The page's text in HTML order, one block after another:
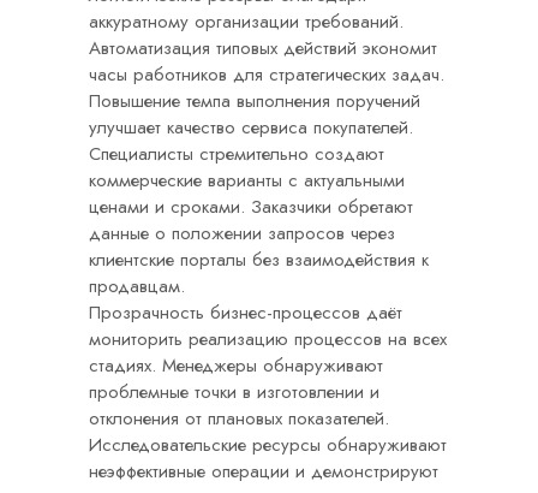
аккуратному организации требований.
Автоматизация типовых действий экономит
часы работников для стратегических задач.
Повышение темпа выполнения поручений
улучшает качество сервиса покупателей.
Специалисты стремительно создают
коммерческие варианты с актуальными
ценами и сроками. Заказчики обретают
данные о положении запросов через
клиентские порталы без взаимодействия к
продавцам.
Прозрачность бизнес-процессов даёт
мониторить реализацию процессов на всех
стадиях. Менеджеры обнаруживают
проблемные точки в изготовлении и
отклонения от плановых показателей.
Исследовательские ресурсы обнаруживают
неэффективные операции и демонстрируют